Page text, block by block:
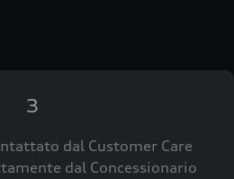
3
dal Customer Care
dal Concessionario